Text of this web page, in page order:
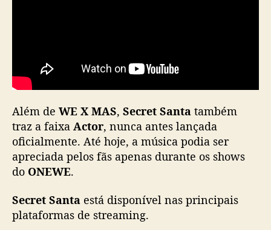
Além de WE X MAS, Secret Santa também
traz a faixa Actor, nunca antes lançada
oficialmente. Até hoje, a música podia ser
apreciada pelos fãs apenas durante os shows
do ONEWE.
Secret Santa está disponível nas principais
plataformas de streaming.